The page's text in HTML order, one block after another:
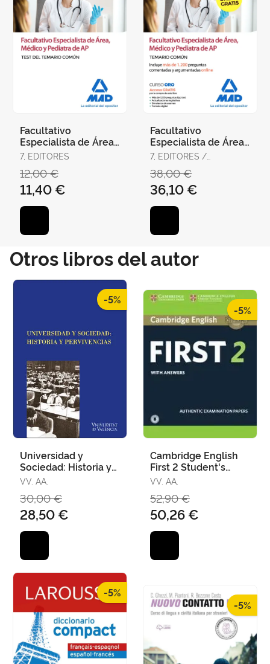
Facultativo
Especialista de Área,
Médico y Pediatra de
Atención Primaria del
Ser
7, EDITORES
12,00 €
11,40 €
Facultativo
Especialista de Área,
Médico y Pediatra de
Atención Primaria del
Ser
7, EDITORES /
FRANCISCO ENRIQUE /
GÓMEZ MARTÍNEZ,
DOMINGO / GUERRERO
ARROYO, JOSÉ
38,00 €
36,10 €
Otros libros del autor
-5%
Universidad y
Sociedad: Historia y
Pervivencias
VV. AA.
30,00 €
28,50 €
-5%
Cambridge English
First 2 Student's
Book With Answers
And Audio
VV. AA.
52,90 €
50,26 €
-5%
-5%